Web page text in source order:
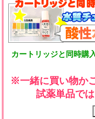
カートリッジと同時購
※一緒に買い物か
試薬単品で